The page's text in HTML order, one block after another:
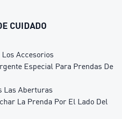
CUIDADO
Accesorios
Especial Para Prendas De
Las Aberturas
La Prenda Por El Lado Del